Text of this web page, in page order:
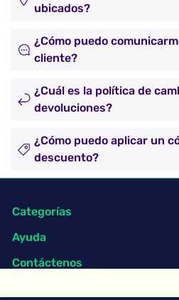
ubicados?
¿Cómo puedo
cliente?
¿Cuál es la política de
devoluciones?
¿Cómo puedo aplicar un
descuento?
Categorías
Ayuda
Contáctenos